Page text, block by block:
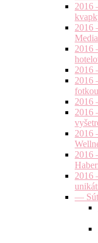
2016
2016
Media
2016
2016
2016
fotkou
2016
2016
2016
2016
2016
—